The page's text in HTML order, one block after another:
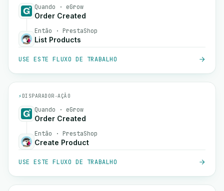
Quando · eGrow
Order Created
Então · PrestaShop
List Products
USE ESTE FLUXO DE TRABALHO
⚡ DISPARADOR→AÇÃO
Quando · eGrow
Order Created
Então · PrestaShop
Create Product
USE ESTE FLUXO DE TRABALHO